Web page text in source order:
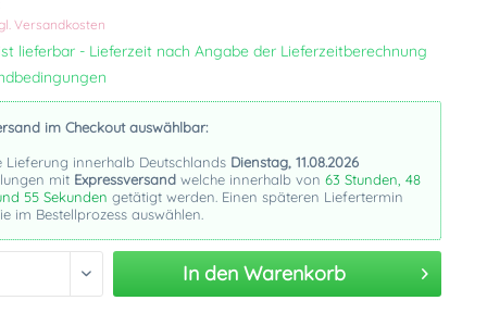
Versandkosten
lieferbar - Lieferzeit nach Angabe der Lieferzeitberechnung
im Checkout auswählbar:
Lieferung innerhalb Deutschlands Dienstag, 11.08.2026
mit Expressversand welche innerhalb von63 Stunden, 48
54 Sekunden getätigt werden. Einen späteren Liefertermin
im Bestellprozess auswählen.
In den Warenkorb